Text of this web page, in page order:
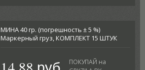
МИНА 40 гр. (погрешность ± 5 %)
Маркерный груз, КОМПЛЕКТ 15 ШТУК
ПОКУПАЙ на